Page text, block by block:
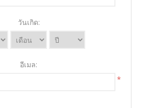
วันเกิด:
อีเมล:
*